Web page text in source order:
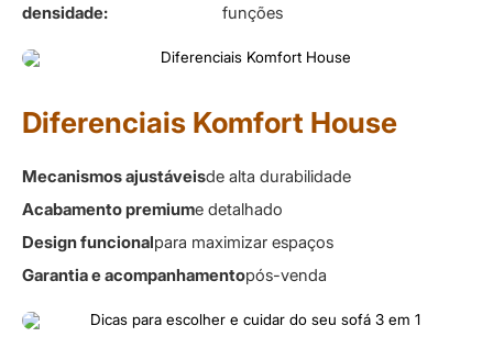
densidade:
funções
Diferenciais Komfort House
Mecanismos ajustáveisde alta durabilidade
Acabamento premiume detalhado
Design funcionalpara maximizar espaços
Garantia e acompanhamentopós-venda